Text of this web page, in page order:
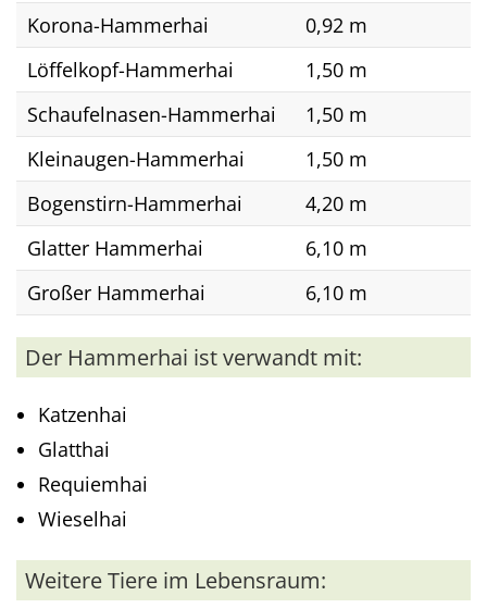
Korona-Hammerhai
0,92 m
Löffelkopf-Hammerhai
1,50 m
Schaufelnasen-Hammerhai
1,50 m
Kleinaugen-Hammerhai
1,50 m
Bogenstirn-Hammerhai
4,20 m
Glatter Hammerhai
6,10 m
Großer Hammerhai
6,10 m
Der Hammerhai ist verwandt mit:
Katzenhai
Glatthai
Requiemhai
Wieselhai
Weitere Tiere im Lebensraum: